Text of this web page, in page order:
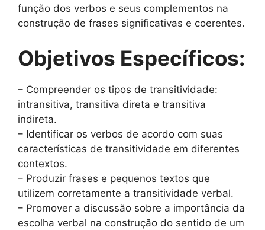
função dos verbos e seus complementos na
construção de frases significativas e coerentes.
Objetivos Específicos:
– Compreender os tipos de transitividade:
intransitiva, transitiva direta e transitiva
indireta.
– Identificar os verbos de acordo com suas
características de transitividade em diferentes
contextos.
– Produzir frases e pequenos textos que
utilizem corretamente a transitividade verbal.
– Promover a discussão sobre a importância da
escolha verbal na construção do sentido de um